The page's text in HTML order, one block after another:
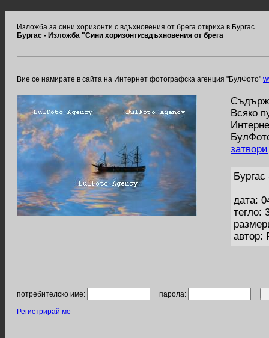
Изложба за сини хоризонти с вдъхновения от брега откриха в Бургас
Бургас - Изложба "Сини хоризонти:вдъхновения от брега
Вие се намирате в сайта на Интернет фотографска агенция "БулФото"
Всяко
затвори
дата:
тегло:
автор:
потребителско име: парола:
Регистрирай ме